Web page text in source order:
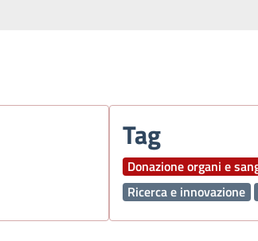
Tag
Donazione organi e
Ricerca e innovazione